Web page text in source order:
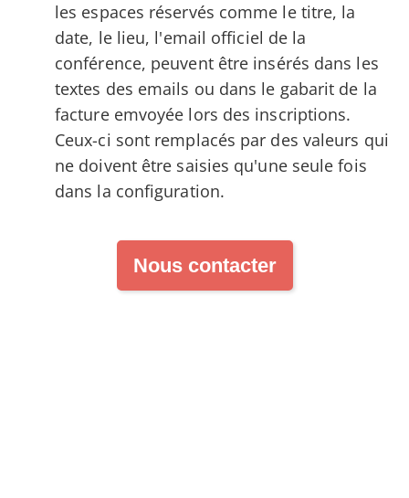
les espaces réservés comme le titre, la
date, le lieu, l'email officiel de la
conférence, peuvent être insérés dans les
textes des emails ou dans le gabarit de la
facture emvoyée lors des inscriptions.
Ceux-ci sont remplacés par des valeurs qui
ne doivent être saisies qu'une seule fois
dans la configuration.
Nous contacter